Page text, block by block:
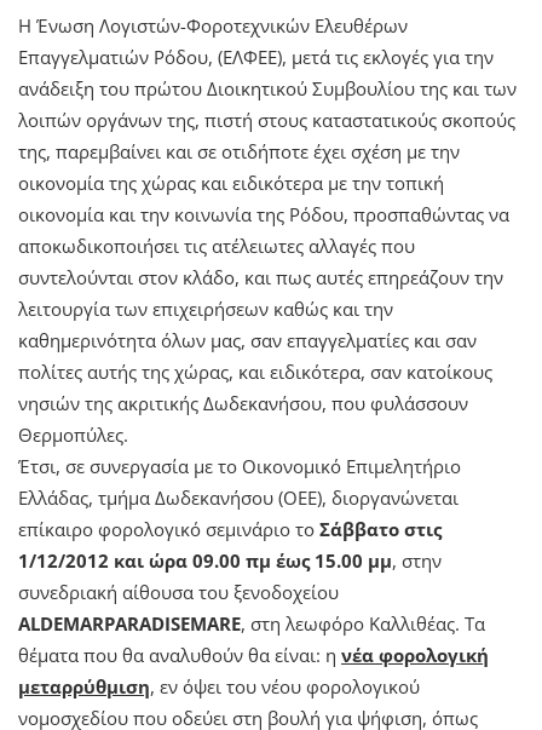
Η Ένωση Λογιστών-Φοροτεχνικών Ελευθέρων
Επαγγελματιών Ρόδου, (ΕΛΦΕΕ), μετά τις εκλογές για την
ανάδειξη του πρώτου Διοικητικού Συμβουλίου της και των
λοιπών οργάνων της, πιστή στους καταστατικούς σκοπούς
της, παρεμβαίνει και σε οτιδήποτε έχει σχέση με την
οικονομία της χώρας και ειδικότερα με την τοπική
οικονομία και την κοινωνία της Ρόδου, προσπαθώντας να
αποκωδικοποιήσει τις ατέλειωτες αλλαγές που
συντελούνται στον κλάδο, και πως αυτές επηρεάζουν την
λειτουργία των επιχειρήσεων καθώς και την
καθημερινότητα όλων μας, σαν επαγγελματίες και σαν
πολίτες αυτής της χώρας, και ειδικότερα, σαν κατοίκους
νησιών της ακριτικής Δωδεκανήσου, που φυλάσσουν
Θερμοπύλες.
Έτσι, σε συνεργασία με το Οικονομικό Επιμελητήριο
Ελλάδας, τμήμα Δωδεκανήσου (ΟΕΕ), διοργανώνεται
επίκαιρο φορολογικό σεμινάριο το Σάββατο στις
1/12/2012 και ώρα 09.00 πμ έως 15.00 μμ, στην
συνεδριακή αίθουσα του ξενοδοχείου
ALDEMARPARADISEMARE, στη λεωφόρο Καλλιθέας. Τα
θέματα που θα αναλυθούν θα είναι: η νέα φορολογική
μεταρρύθμιση, εν όψει του νέου φορολογικού
νομοσχεδίου που οδεύει στη βουλή για ψήφιση, όπως